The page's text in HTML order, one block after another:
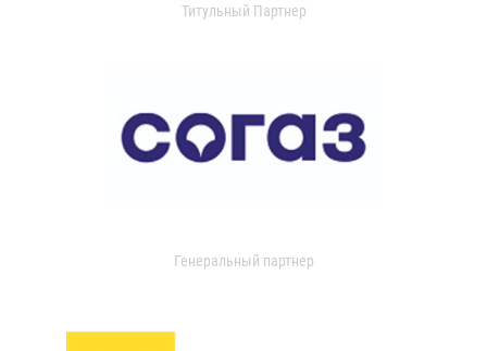
Титульный Партнер
Генеральный партнер